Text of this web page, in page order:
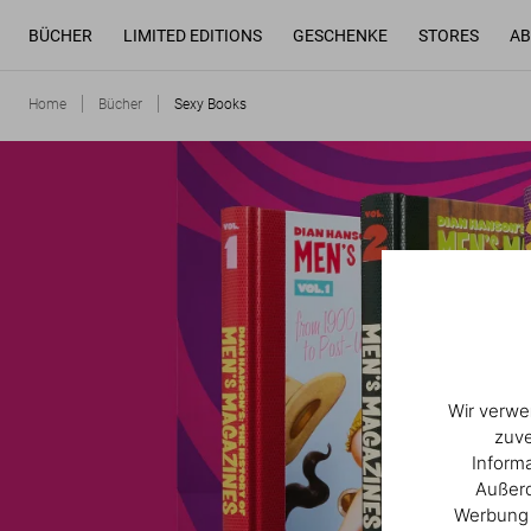
Wir
BÜCHER LIMITED EDITIONS GESCHENKE STORES
Home Bücher Sexy Books